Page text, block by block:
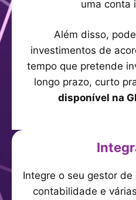
uma conta
Além disso,
investimentos de
tempo que pretende
longo prazo, curto
disponível na
Integre o seu gestor
contabilidade e